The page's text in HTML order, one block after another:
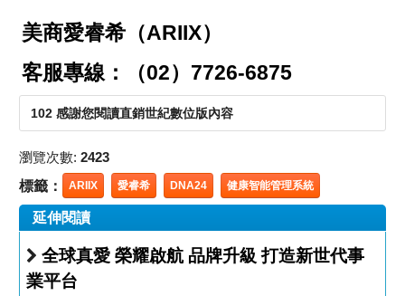
美商愛睿希（ARIIX）
客服專線：（02）7726-6875
102 感謝您閱讀直銷世紀數位版內容
瀏覽次數: 2423
標籤： ARIIX 愛睿希 DNA24 健康智能管理系統
延伸閱讀
全球真愛 榮耀啟航 品牌升級 打造新世代事
業平台